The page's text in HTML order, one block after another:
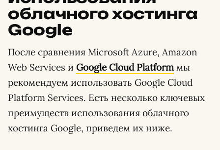
облачного хостинга
Google
После сравнения Microsoft Azure, Amazon
Web Services и Google Cloud Platformмы
рекомендуем использовать Google Cloud
Platform Services. Есть несколько ключевых
преимуществ использования облачного
хостинга Google, приведем их ниже.